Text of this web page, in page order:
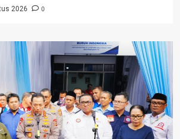
2026 0